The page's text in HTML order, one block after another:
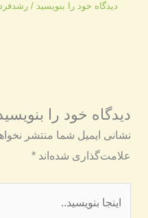
دیدگاه‌ خود را بنویسید /
دیدگاه‌ خود را
نشانی ایمیل شما منتشر
علامت‌گذاری شده‌اند*